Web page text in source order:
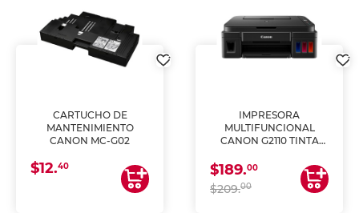
CARTUCHO DE
MANTENIMIENTO
CANON MC-G02
$12.40
IMPRESORA
MULTIFUNCIONAL
CANON G2110 TINTA
$189.00
$209.00